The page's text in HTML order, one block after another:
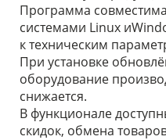
Программа
системами Linux
к техническим
При установке
оборудование
снижается.
В функционале
скидок, обмена